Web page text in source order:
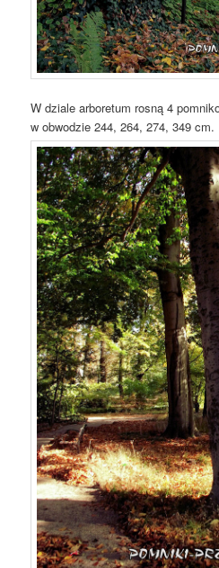
W dziale arboretum rosną 4
w obwodzie 244, 264, 274, 349 cm.